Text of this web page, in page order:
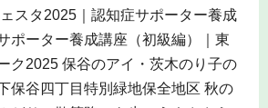
スタ2025｜認知症サポーター養成
ポーター養成講座（初級編）｜東
ク2025 保谷のアイ・茨木のり子の
保谷四丁目特別緑地保全地区 秋の